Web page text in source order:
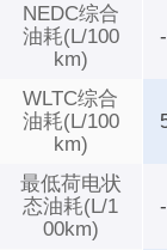
NEDC综合
油耗(L/100
km)
WLTC综合
油耗(L/100
km)
最低荷电状
态油耗(L/1
00km)
-
-